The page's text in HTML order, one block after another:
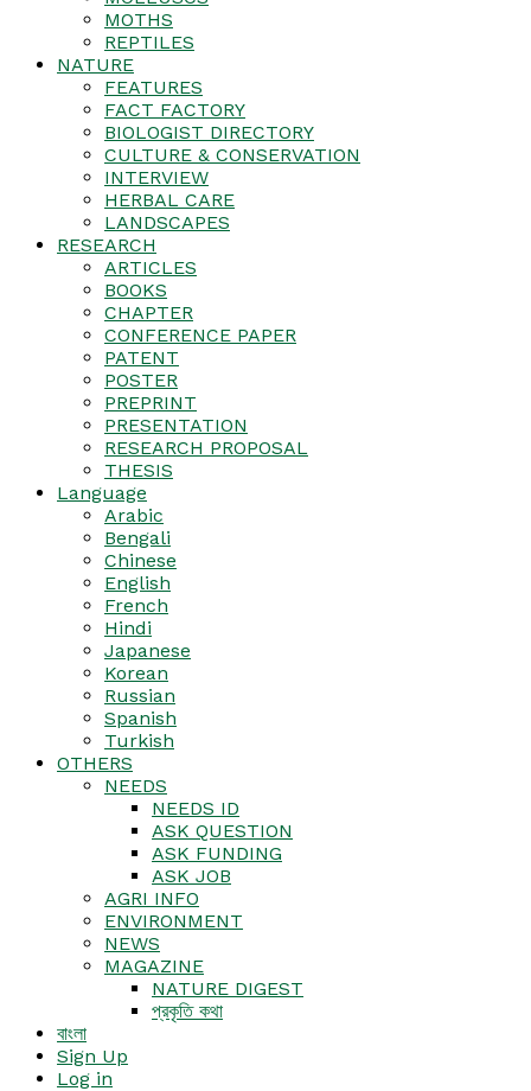
MOTHS
REPTILES
NATURE
FEATURES
FACT FACTORY
BIOLOGIST DIRECTORY
CULTURE & CONSERVATION
INTERVIEW
HERBAL CARE
LANDSCAPES
RESEARCH
ARTICLES
BOOKS
CHAPTER
CONFERENCE PAPER
PATENT
POSTER
PREPRINT
PRESENTATION
RESEARCH PROPOSAL
THESIS
Language
Arabic
Bengali
Chinese
English
French
Hindi
Japanese
Korean
Russian
Spanish
Turkish
OTHERS
NEEDS
NEEDS ID
ASK QUESTION
ASK FUNDING
ASK JOB
AGRI INFO
ENVIRONMENT
NEWS
MAGAZINE
NATURE DIGEST
প্রকৃতি কথা
বাংলা
Sign Up
Log in